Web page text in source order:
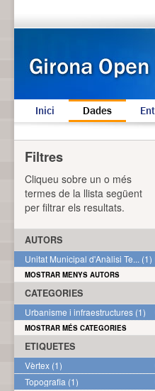
Inici Dades
Filtres
Cliqueu sobre un o més
termes de la llista següent
per filtrar els resultats.
AUTORS
Unitat Municipal d'Anàlisi Te... (1)
MOSTRAR MENYS AUTORS
CATEGORIES
Urbanisme i infraestructures (1)
MOSTRAR MÉS CATEGORIES
ETIQUETES
Vèrtex (1)
Topografia (1)